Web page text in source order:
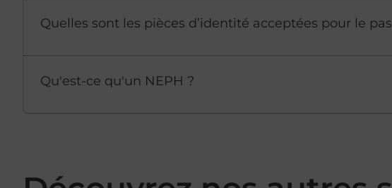
Quelles sont les pièces d’identité acceptées pour le
Qu'est-ce qu'un NEPH ?